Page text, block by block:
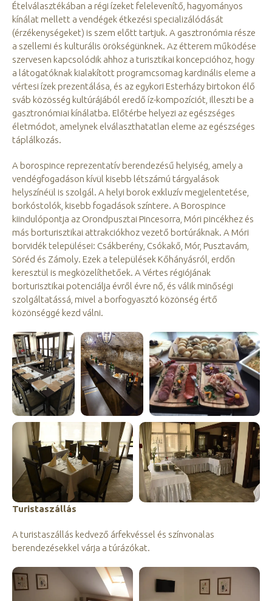
Ételválasztékában a régi ízeket felelevenítő, hagyományos
kínálat mellett a vendégek étkezési specializálódását
(érzékenységeket) is szem előtt tartjuk. A gasztronómia része
a szellemi és kulturális örökségünknek. Az étterem működése
szervesen kapcsolódik ahhoz a turisztikai koncepcióhoz, hogy
a látogatóknak kialakított programcsomag kardinális eleme a
vértesi ízek prezentálása, és az egykori Esterházy birtokon élő
sváb közösség kultúrájából eredő íz-kompozíciót, illeszti be a
gasztronómiai kínálatba. Előtérbe helyezi az egészséges
életmódot, amelynek elválaszthatatlan eleme az egészséges
táplálkozás.
A borospince reprezentatív berendezésű helyiség, amely a
vendégfogadáson kívül kisebb létszámú tárgyalások
helyszínéül is szolgál. A helyi borok exkluzív megjelentetése,
borkóstolók, kisebb fogadások színtere. A Borospince
kiindulópontja az Orondpusztai Pincesorra, Móri pincékhez és
más borturisztikai attrakciókhoz vezető bortúráknak. A Móri
borvidék települései: Csákberény, Csókakő, Mór, Pusztavám,
Söréd és Zámoly. Ezek a települések Kőhányásról, erdőn
keresztül is megközelíthetőek. A Vértes régiójának
borturisztikai potenciálja évről évre nő, és válik minőségi
szolgáltatássá, mivel a borfogyasztó közönség értő
közönséggé kezd válni.
Turistaszállás
A turistaszállás kedvező árfekvéssel és színvonalas
berendezésekkel várja a túrázókat.